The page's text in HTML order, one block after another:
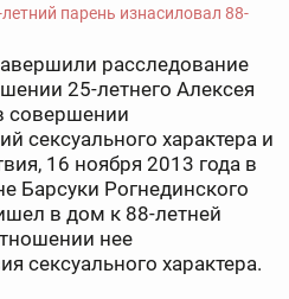
расследование
25-летнего Алексея
совершении
сексуального характера и
16 ноября 2013 года в
Барсуки Рогнединского
в дом к 88-летней
нее
сексуального характера.